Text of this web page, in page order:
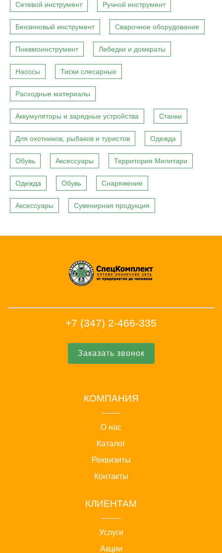
Сетевой инструмент Ручной инструмент
Бензиновый инструмент Сварочное оборудование
Пневмоинструмент Лебедки и домкраты
Насосы Тиски слесарные
Расходные материалы
Аккумуляторы и зарядные устройства Станки
Для охотников, рыбаков и туристов Одежда
Обувь Аксессуары Территория Милитари
Одежда Обувь Снаряжение
Аксессуары Сувенирная продукция
+7 (347) 2-466-335
Заказать звонок
КОМПАНИЯ
О нас
Каталог
Реквизиты
Контакты
КЛИЕНТАМ
Услуги
Акции